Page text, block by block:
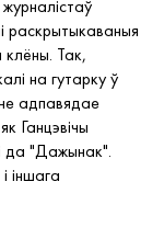
раскрытыкаваныя
Так,
на гутарку ў
адпавядае
Ганцэвічы
да "Дажынак".
іншага